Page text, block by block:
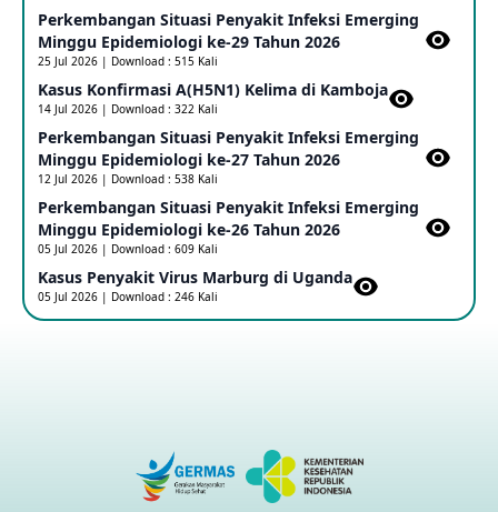
Update Informasi PHEIC Penyakit Ebola
23 May 2026
Penetapan Outbreak Penyakit Ebola di RD Kongo dan
Uganda Sebagai PHEIC
17 May 2026
Outbreak Penyakti Ebola di RD Kongo
16 May 2026
Kasus Konfirmasi A(H5NN6) di Cina
Penyakit virus Hanta di Kapal Pesiar Keberangkatan
Perkembangan Situasi Penyakit Infeksi Emerging
Minggu Epidemiologi ke-29 Tahun 2026
25 Jul 2026 | Download : 515 Kali
Kasus Konfirmasi A(H5N1) Kelima di Kamboja​
14 Jul 2026 | Download : 322 Kali
Perkembangan Situasi Penyakit Infeksi Emerging
Minggu Epidemiologi ke-27 Tahun 2026
12 Jul 2026 | Download : 538 Kali
Perkembangan Situasi Penyakit Infeksi Emerging
Minggu Epidemiologi ke-26 Tahun 2026
05 Jul 2026 | Download : 609 Kali
Kasus Penyakit Virus Marburg di Uganda
05 Jul 2026 | Download : 246 Kali